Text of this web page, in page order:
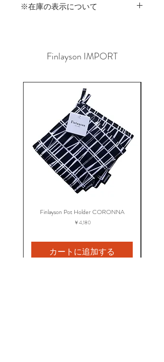
※在庫の表示について
その場合はご連絡させていただきます
Finlayson IMPORT
Finlayson Pot Holder CORONNA
価格
￥4,180
カートに追加する